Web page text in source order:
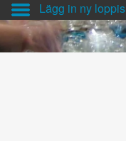
Lägg in ny loppis